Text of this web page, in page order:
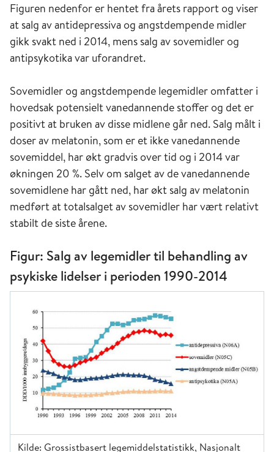
Figuren nedenfor er hentet fra årets rapport og viser
at salg av antidepressiva og angstdempende midler
gikk svakt ned i 2014, mens salg av sovemidler og
antipsykotika var uforandret.
Sovemidler og angstdempende legemidler omfatter i
hovedsak potensielt vanedannende stoffer og det er
positivt at bruken av disse midlene går ned. Salg målt i
doser av melatonin, som er et ikke vanedannende
sovemiddel, har økt gradvis over tid og i 2014 var
økningen 20 %. Selv om salget av de vanedannende
sovemidlene har gått ned, har økt salg av melatonin
medført at totalsalget av sovemidler har vært relativt
stabilt de siste årene.
Figur: Salg av legemidler til behandling av
psykiske lidelser i perioden 1990-2014
Kilde: Grossistbasert legemiddelstatistikk, Nasjonalt